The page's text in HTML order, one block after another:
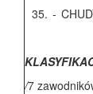
35. -
/7